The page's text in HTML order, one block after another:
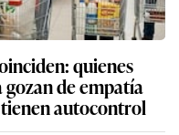
quienes
de empatía
autocontrol